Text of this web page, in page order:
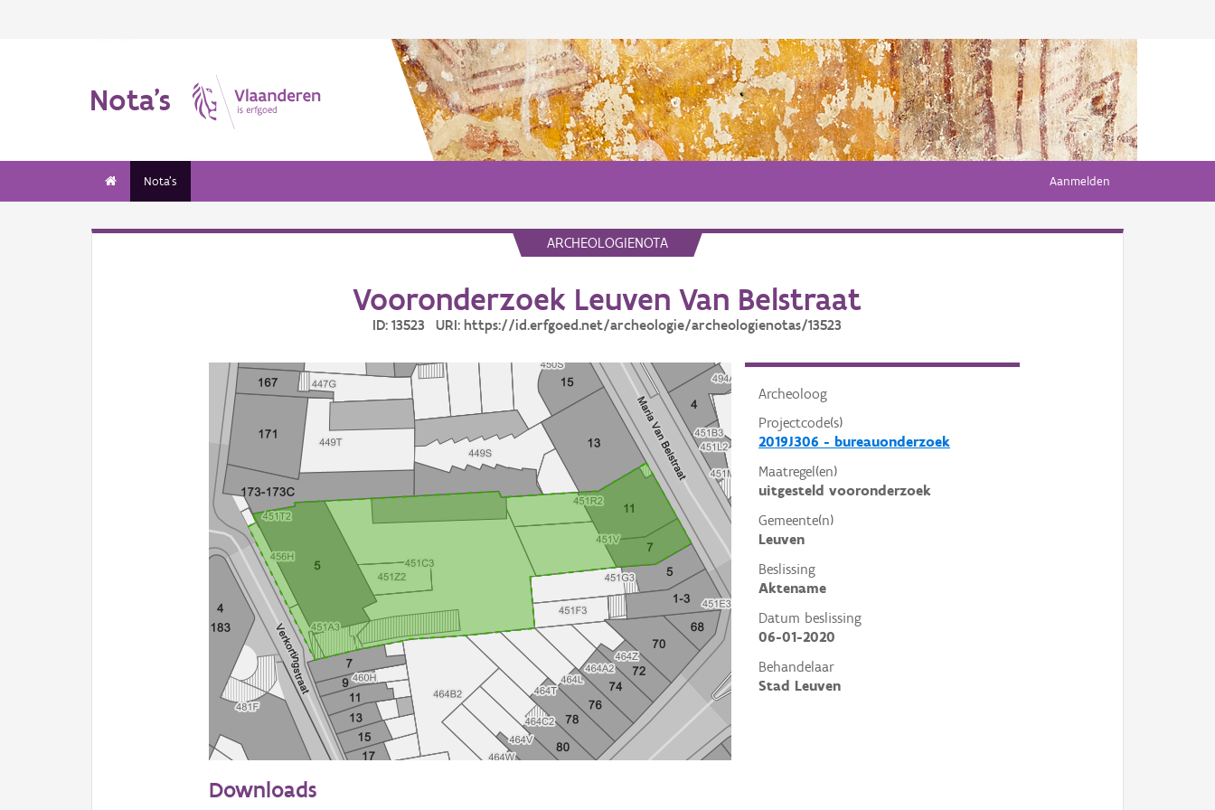
Nota's
Nota's Aanmelden
ARCHEOLOGIENOTA
Vooronderzoek Leuven Van Belstraat
ID: 13523 URI: https://id.erfgoed.net/archeologie/archeologienotas/13523
Archeoloog
Projectcode(s)
2019J306 - bureauonderzoek
Maatregel(en)
uitgesteld vooronderzoek
Gemeente(n)
Leuven
Beslissing
Aktename
Datum beslissing
06-01-2020
Behandelaar
Stad Leuven
Informatie Vlaanderen
Downloads